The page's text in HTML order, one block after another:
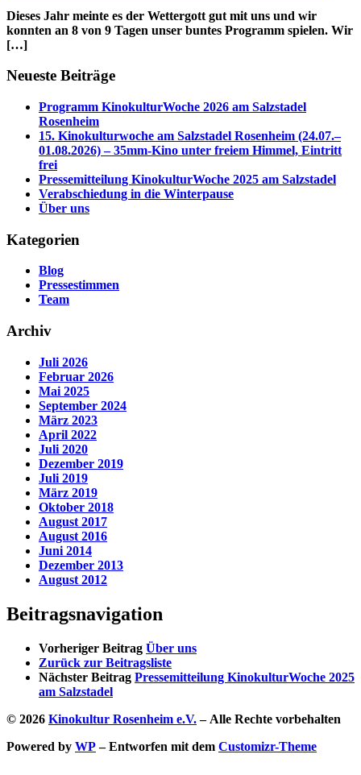
Dieses Jahr meinte es der Wettergott gut mit uns und wir
konnten an 8 von 9 Tagen unser buntes Programm spielen. Wir
[…]
Neueste Beiträge
Programm KinokulturWoche 2026 am Salzstadel
Rosenheim
15. Kinokulturwoche am Salzstadel Rosenheim (24.07.–
01.08.2026) – 35mm-Kino unter freiem Himmel, Eintritt
frei
Pressemitteilung KinokulturWoche 2025 am Salzstadel
Verabschiedung in die Winterpause
Über uns
Kategorien
Blog
Pressestimmen
Team
Archiv
Juli 2026
Februar 2026
Mai 2025
September 2024
März 2023
April 2022
Juli 2020
Dezember 2019
Juli 2019
März 2019
Oktober 2018
August 2017
August 2016
Juni 2014
Dezember 2013
August 2012
Beitragsnavigation
Vorheriger Beitrag Über uns
Zurück zur Beitragsliste
Nächster Beitrag Pressemitteilung KinokulturWoche 2025
am Salzstadel
© 2026 Kinokultur Rosenheim e.V.– Alle Rechte vorbehalten
Powered by WP– Entworfen mit dem Customizr-Theme